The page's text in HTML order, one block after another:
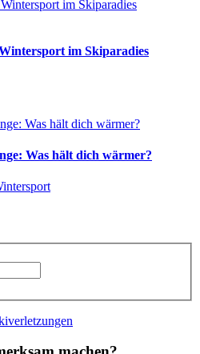
im Skiparadies
Was hält dich wärmer?